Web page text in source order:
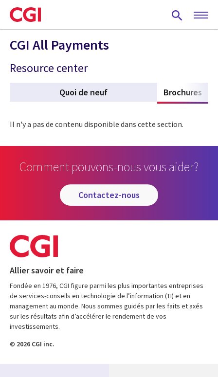
Skip
to
main
content
CGI All Payments
Resource center
Quoi de neuf Brochures
Il n'y a pas de contenu disponible dans cette section.
Comment pouvons-nous vous aider?
contactez-nous
Allier savoir et faire
Fondée en 1976, CGI figure parmi les plus importantes entreprises
de services-conseils en technologie de l’information (TI) et en
management au monde. Nous sommes guidés par les faits et axés
sur les résultats afin d’accélérer le rendement de vos
investissements.
© 2026 CGI inc.